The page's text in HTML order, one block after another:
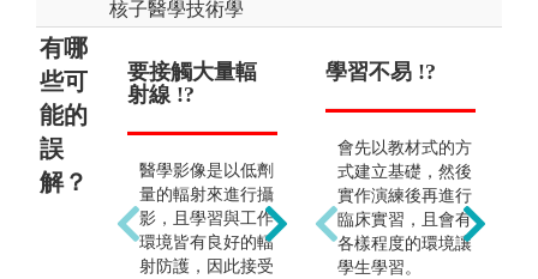
核子醫學技術學
有哪
些可
能的
誤
解？
要接觸大量輻
射線 !?
醫學影像是以低劑
量的輻射來進行攝
影，且學習與工作
環境皆有良好的輻
射防護，因此接受
醫事放射師僅
舉凡一般X光造
影、透視攝影、電
腦斷層造影、血管
攝影、乳房攝影、
核子醫學造影等，
學習不易 !?
會先以教材式的方
式建立基礎，然後
實作演練後再進行
臨床實習，且會有
各樣程度的環境讓
學生學習。